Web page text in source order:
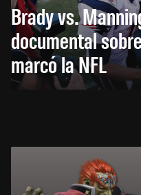
Brady vs.
documental
marcó la NFL